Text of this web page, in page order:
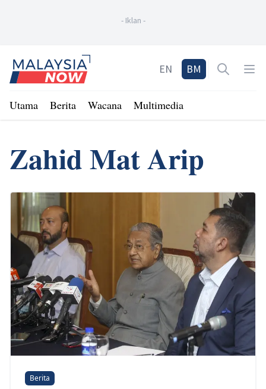
- Iklan -
Home
EN BM Open
Utama Berita Wacana Multimedia
Zahid Mat Arip
Berita